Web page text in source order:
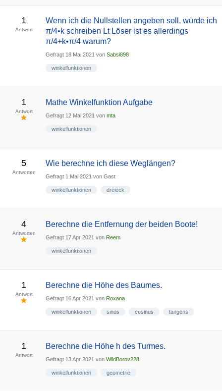
1
Antwort
Wenn ich die Nullstellen angeben soll, würde ich
π/4•k schreiben Lt Löser ist es allerdings
π/4+k•π/4 warum?
Gefragt 18 Mai 2021 von Sabsi898
winkelfunktionen
1
Antwort
Mathe Winkelfunktion Aufgabe
Gefragt 12 Mai 2021 von mta
winkelfunktionen
5
Antworten
Wie berechne ich diese Weglängen?
Gefragt 1 Mai 2021 von Gast
winkelfunktionen dreieck
4
Antworten
Berechne die Entfernung der beiden Boote!
Gefragt 17 Apr 2021 von Reem
winkelfunktionen
1
Antwort
Berechne die Höhe des Baumes.
Gefragt 16 Apr 2021 von Roxana
winkelfunktionen sinus cosinus tangens
1
Antwort
Berechne die Höhe h des Turmes.
Gefragt 13 Apr 2021 von WildBorov228
winkelfunktionen geometrie